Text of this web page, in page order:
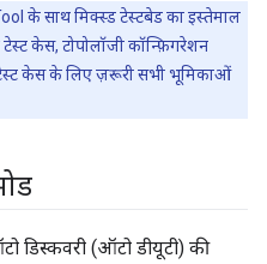
के साथ मिक्स्ड टेस्टबेड का इस्तेमाल
केस, टोपोलॉजी कॉन्फ़िगरेशन
टेस्ट केस के लिए ज़रूरी सभी भूमिकाओं
डिस्कवरी (ऑटो डीयूटी) की